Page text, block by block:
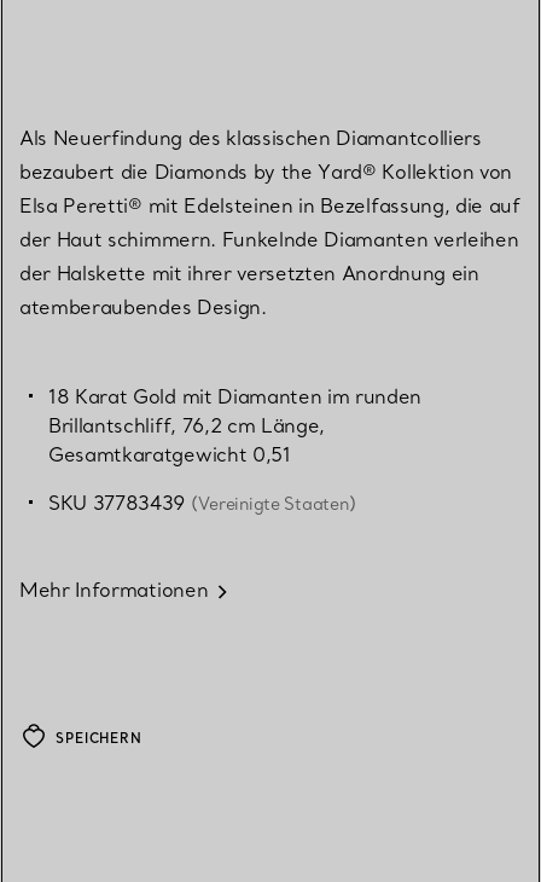
Als Neuerfindung des klassischen Diamantcolliers
bezaubert die Diamonds by the Yard® Kollektion von
Elsa Peretti® mit Edelsteinen in Bezelfassung, die auf
der Haut schimmern. Funkelnde Diamanten verleihen
der Halskette mit ihrer versetzten Anordnung ein
atemberaubendes Design.
18 Karat Gold mit Diamanten im runden
Brillantschliff, 76,2 cm Länge,
Gesamtkaratgewicht 0,51
SKU 37783439 (Vereinigte Staaten)
Mehr Informationen
SPEICHERN